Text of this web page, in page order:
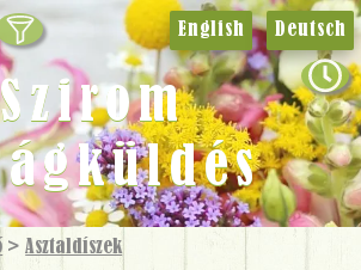
>Asztaldíszek
English Deutsch
Szirom